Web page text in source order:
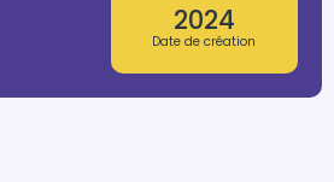
2024
Date de création